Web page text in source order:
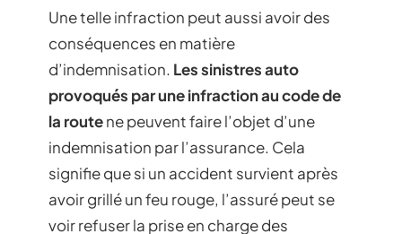
Une telle infraction peut aussi avoir des
conséquences en matière
d’indemnisation. Les sinistres auto
provoqués par une infraction au code de
la routene peuvent faire l’objet d’une
indemnisation par l’assurance. Cela
signifie que si un accident survient après
avoir grillé un feu rouge, l’assuré peut se
voir refuser la prise en charge des